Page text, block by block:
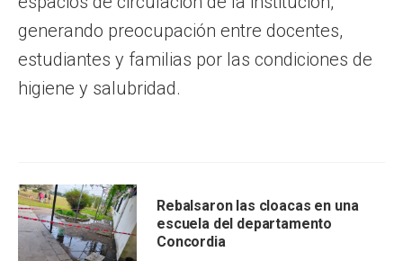
generando preocupación entre docentes,
estudiantes y familias por las condiciones de
higiene y salubridad.
Rebalsaron las cloacas en una
escuela del departamento
Concordia